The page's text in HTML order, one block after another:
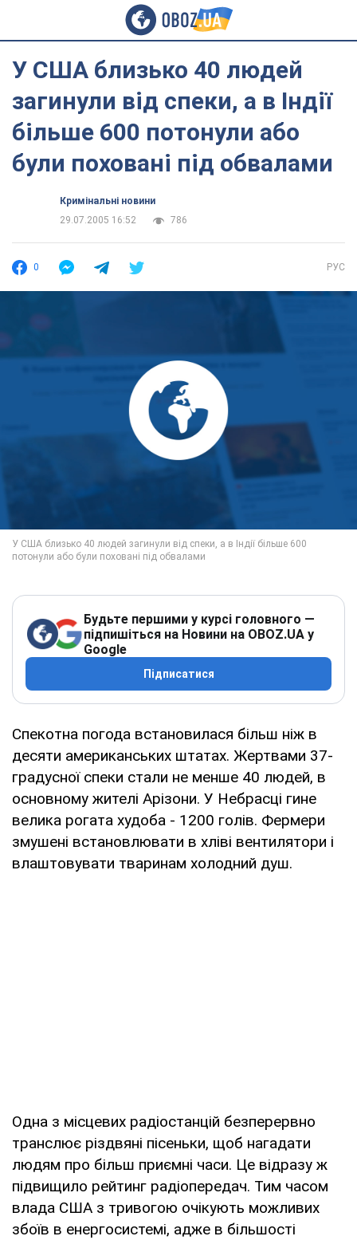
У США близько 40 людей
загинули від спеки, а в Індії
більше 600 потонули або
були поховані під обвалами
Кримінальні новини
29.07.2005 16:52
786
0 РУС
Будьте першими у курсі головного —
підпишіться на Новини на OBOZ.UA у
Google
Підписатися
Спекотна погода встановилася більш ніж в
десяти американських штатах. Жертвами 37-
градусної спеки стали не менше 40 людей, в
основному жителі Арізони. У Небрасці гине
велика рогата худоба - 1200 голів. Фермери
змушені встановлювати в хліві вентилятори і
влаштовувати тваринам холодний душ.
Одна з місцевих радіостанцій безперервно
транслює різдвяні пісеньки, щоб нагадати
людям про більш приємні часи. Це відразу ж
підвищило рейтинг радіопередач. Тим часом
влада США з тривогою очікують можливих
збоїв в енергосистемі, адже в більшості